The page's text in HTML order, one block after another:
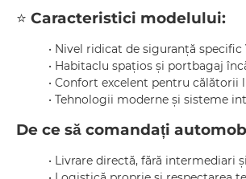
⭐ Caracteristici modelului:
• Nivel ridicat de siguranță specific
• Habitaclu spațios și portbagaj
• Confort excelent pentru călătorii
• Tehnologii moderne și sisteme
De ce să comandați
• Livrare directă, fără intermediari